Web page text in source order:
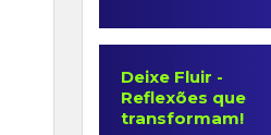
Deixe Fluir -
Reflexões que
transformam!